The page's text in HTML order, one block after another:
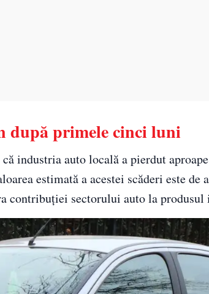
după primele cinci luni
industria auto locală a pierdut
estimată a acestei scăderi este de
contribuției sectorului auto la produsul